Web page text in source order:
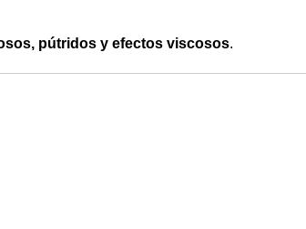
pútridos y efectos viscosos.